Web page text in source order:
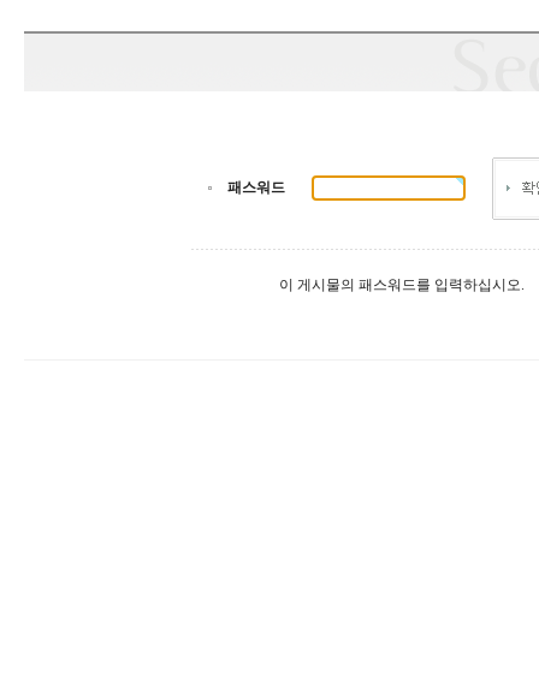
패스워드
이 게시물의 패스워드를 입력하십시오.